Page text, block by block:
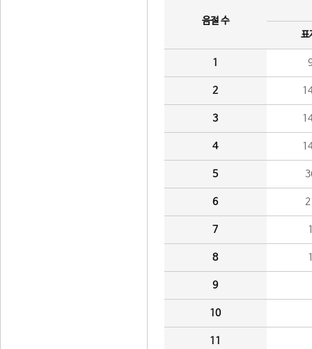
음절 수
표
1
2
3
4
5
6
7
8
9
10
11